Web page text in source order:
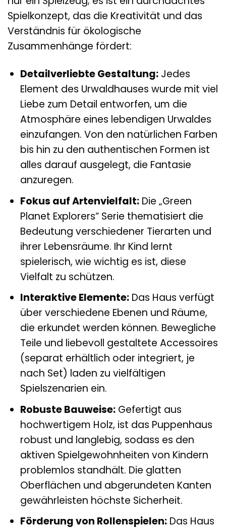
Spielkonzept, das die Kreativität und das
Verständnis für ökologische
Zusammenhänge fördert:
Detailverliebte Gestaltung:Jedes
Element des Urwaldhauses wurde mit viel
Liebe zum Detail entworfen, um die
Atmosphäre eines lebendigen Urwaldes
einzufangen. Von den natürlichen Farben
bis hin zu den authentischen Formen ist
alles darauf ausgelegt, die Fantasie
anzuregen.
Fokus auf Artenvielfalt:Die „Green
Planet Explorers“ Serie thematisiert die
Bedeutung verschiedener Tierarten und
ihrer Lebensräume. Ihr Kind lernt
spielerisch, wie wichtig es ist, diese
Vielfalt zu schützen.
Interaktive Elemente:Das Haus verfügt
über verschiedene Ebenen und Räume,
die erkundet werden können. Bewegliche
Teile und liebevoll gestaltete Accessoires
(separat erhältlich oder integriert, je
nach Set) laden zu vielfältigen
Spielszenarien ein.
Robuste Bauweise:Gefertigt aus
hochwertigem Holz, ist das Puppenhaus
robust und langlebig, sodass es den
aktiven Spielgewohnheiten von Kindern
problemlos standhält. Die glatten
Oberflächen und abgerundeten Kanten
gewährleisten höchste Sicherheit.
Förderung von Rollenspielen:Das Haus